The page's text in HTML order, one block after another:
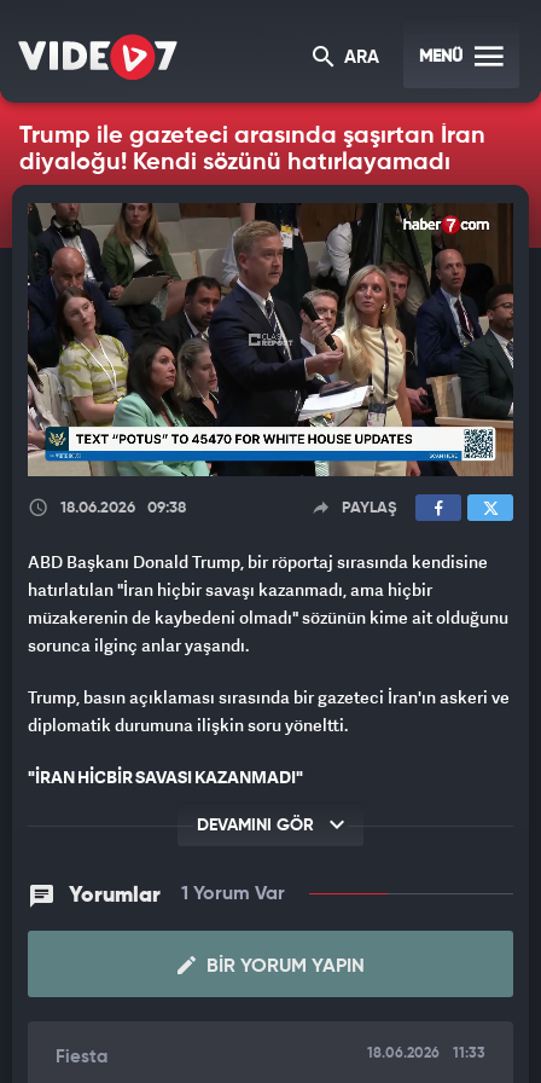
ARA MENÜ
Trump ile gazeteci arasında şaşırtan İran
diyaloğu! Kendi sözünü hatırlayamadı
18.06.2026 09:38 PAYLAŞ
ABD Başkanı Donald Trump, bir röportaj sırasında kendisine
hatırlatılan "İran hiçbir savaşı kazanmadı, ama hiçbir
müzakerenin de kaybedeni olmadı" sözünün kime ait olduğunu
sorunca ilginç anlar yaşandı.
Trump, basın açıklaması sırasında bir gazeteci İran'ın askeri ve
diplomatik durumuna ilişkin soru yöneltti.
"İRAN HİÇBİR SAVAŞI KAZANMADI"
Basın açıklaması esnasında gazetecinin, 2020 yılının Ocak
yaşandı. Konuyu özetleyen bir giriş yapan gazeteci, "Bir bilge
adam bir keresinde, 2020 yılının Ocak ayında, 'İran hiçbir
savaşı kazanmadı, ama hiçbir müzakerenin de kaybedeni
olmadı' demişti." ifadelerini kullandı.
sorusunu yöneltti. Gazetecinin, bu sözlerin bizzat Donald
DEVAMINI GÖR
Yorumlar 1 Yorum Var
BIR YORUM YAPIN
Fiesta 18.06.2026 11:33